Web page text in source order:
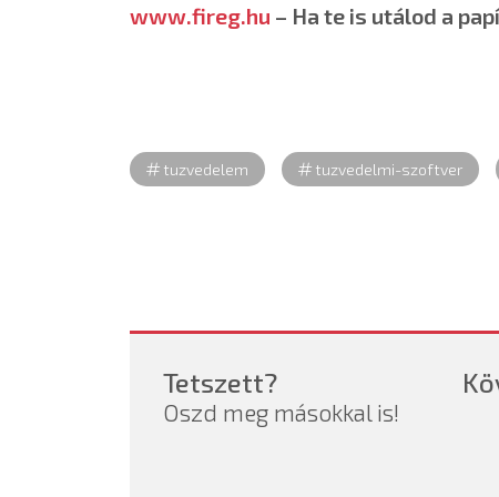
www.fireg.hu – Ha te is utálod a
tuzvedelem tuzvedelmi-szoftver
Tetszett?
Oszd meg másokkal is!